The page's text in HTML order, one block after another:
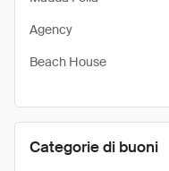
Agency
Beach House
Categorie di buoni